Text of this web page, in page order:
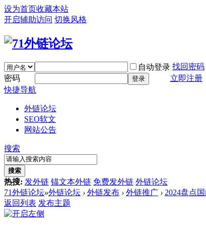
设为首页收藏本站
开启辅助访问 切换风格
自动登录 找回密码
密码
登录
立即注册
快捷导航
外链论坛
SEO软文
网站公告
搜索
搜索
热搜: 发外链 锚文本外链 免费发外链 外链论坛
71外链论坛»外链论坛 › 外链发布 › 外链推广 › 2024盘点
返回列表 发布主题